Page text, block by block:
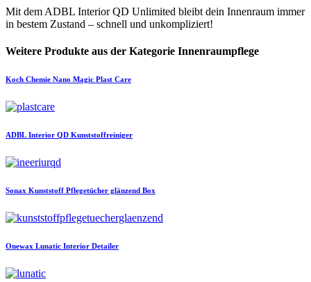
Mit dem ADBL Interior QD Unlimited bleibt dein Innenraum immer
in bestem Zustand – schnell und unkompliziert!
Weitere Produkte aus der Kategorie Innenraumpflege
Koch Chemie Nano Magic Plast Care
ADBL Interior QD Kunststoffreiniger
Sonax Kunststoff Pflegetücher glänzend Box
Onewax Lunatic Interior Detailer